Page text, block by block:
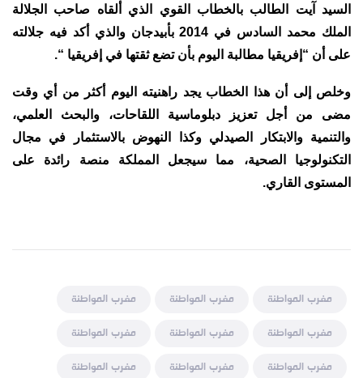
السيد آيت الطالب بالخطاب القوي الذي ألقاه صاحب الجلالة
الملك محمد السادس في 2014 بأبيدجان والذي أكد فيه جلالته
على أن “إفريقيا مطالبة اليوم بأن تضع ثقتها في إفريقيا “.
وخلص إلى أن هذا الخطاب يجد راهنيته اليوم أكثر من أي وقت
مضى من أجل تعزيز دبلوماسية اللقاحات، والبحث العلمي،
والتنمية والابتكار الصيدلي وكذا النهوض بالاستثمار في مجال
التكنولوجيا الصحية، مما سيجعل المملكة منصة رائدة على
المستوى القاري.
مغرب المواطنة مغرب المواطنة
مغرب المواطنة
مغرب المواطنة
مغرب المواطنة
مغرب المواطنة
مغرب المواطنة
مغرب المواطنة
مغرب المواطنة